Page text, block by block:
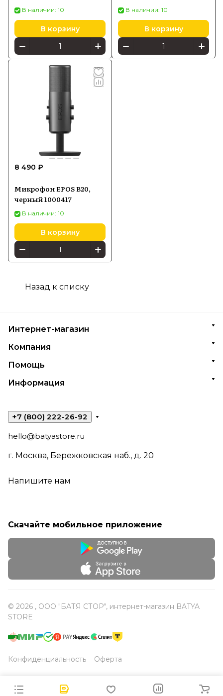
В наличии: 10
В корзину
В наличии: 10
В корзину
8 490 ₽
Микрофон EPOS B20,
черный 1000417
В наличии: 10
В корзину
Назад к списку
Интернет-магазин
Компания
Помощь
Информация
+7 (800) 222-26-92
hello@batyastore.ru
г. Москва, Бережковская наб., д. 20
Напишите нам
Скачайте мобильное приложение
© 2026 , ООО "БАТЯ СТОР", интернет-магазин BATYA
STORE
Конфиденциальность Оферта